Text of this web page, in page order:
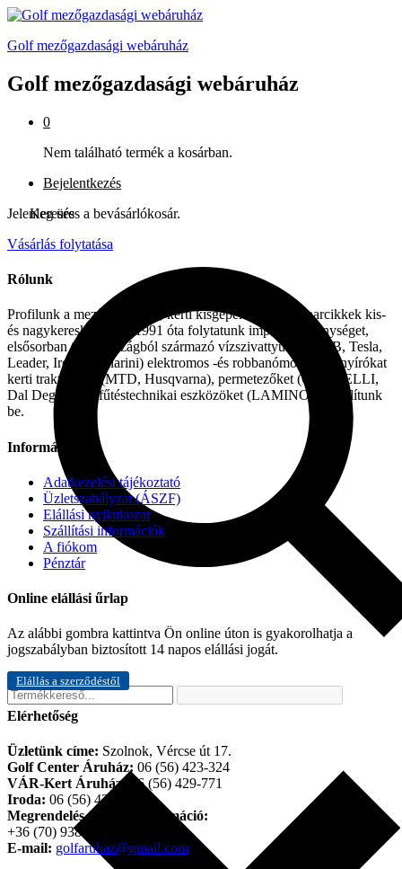
Golf mezőgazdasági webáruház
Golf mezőgazdasági webáruház
0
Nem található termék a kosárban.
Bejelentkezés
Keresés
Jelenleg üres a bevásárlókosár.
Vásárlás folytatása
Rólunk
Profilunk a mezőgazdasági, kerti kisgépek és egyéb iparcikkek kis-
és nagykereskedelme. 1991 óta folytatunk importtevékenységet,
elsősorban Olaszországból származó vízszivattyúkat (DAB, Tesla,
Leader, Ircem, Tellarini) elektromos -és robbanómotoros fűnyírókat
kerti traktorokat (MTD, Husqvarna), permetezőket (CIFARELLI,
Dal Degan), ill. fűtéstechnikai eszközöket (LAMINOX) szállítunk
be.
Információk
Adatkezelési tájékoztató
Üzletszabályzat (ÁSZF)
Elállási nyilatkozat
Szállítási információk
A fiókom
Pénztár
Online elállási űrlap
Az alábbi gombra kattintva Ön online úton is gyakorolhatja a
jogszabályban biztosított 14 napos elállási jogát.
Elállás a szerződéstől
Elérhetőség
Üzletünk címe: Szolnok, Vércse út 17.
Golf Center Áruház: 06 (56) 423-324
VÁR-Kert Áruház:
06 (56) 429-771
Iroda: 06 (56) 421-857
Megrendelés, termék információ:
+36 (70) 938-3356
E-mail: golfaruhaz@gmail.com